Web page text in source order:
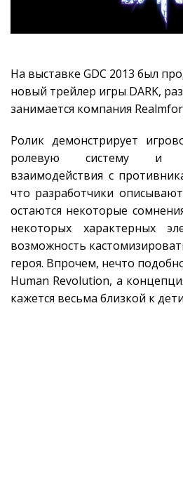
На выставке GDC 2013 был
новый трейлер игры DARK,
занимается компания
Ролик демонстрирует
ролевую систему и
взаимодействия с
что разработчики
остаются некоторые
некоторых характерных
возможность
героя. Впрочем, нечто
Human Revolution, а
кажется весьма близкой к